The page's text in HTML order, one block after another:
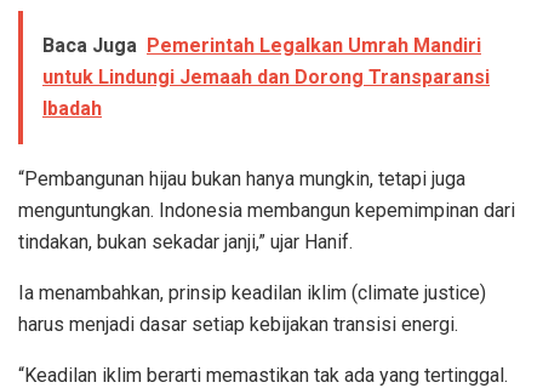
Baca Juga Pemerintah Legalkan Umrah Mandiri
untuk Lindungi Jemaah dan Dorong Transparansi
Ibadah
“Pembangunan hijau bukan hanya mungkin, tetapi juga
menguntungkan. Indonesia membangun kepemimpinan dari
tindakan, bukan sekadar janji,” ujar Hanif.
Ia menambahkan, prinsip keadilan iklim (climate justice)
harus menjadi dasar setiap kebijakan transisi energi.
“Keadilan iklim berarti memastikan tak ada yang tertinggal.